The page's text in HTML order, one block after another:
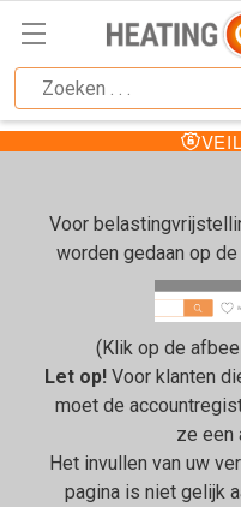
Voor
worden gedaan op
(Klik op de
Let op!Voor klanten
moet de
ze een
Het invullen van uw
pagina is niet gelijk